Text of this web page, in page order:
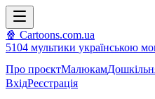
🍿 Cartoons.com.ua
5104 мультики українською
Про проєктМалюкам
ВхідРеєстрація